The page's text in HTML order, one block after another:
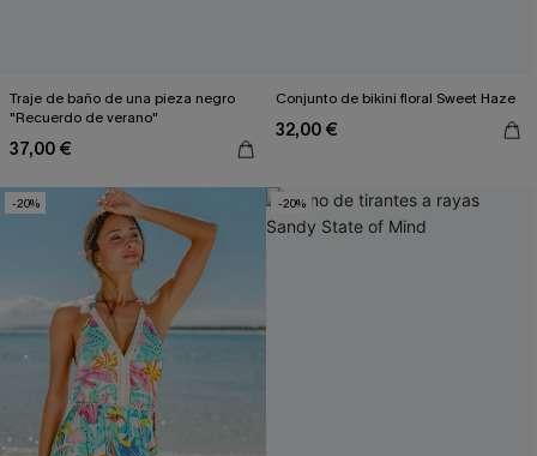
Traje de baño de una pieza negro
"Recuerdo de verano"
37,00 €
Conjunto de bikini floral Sweet Haze
32,00 €
-20% -20%